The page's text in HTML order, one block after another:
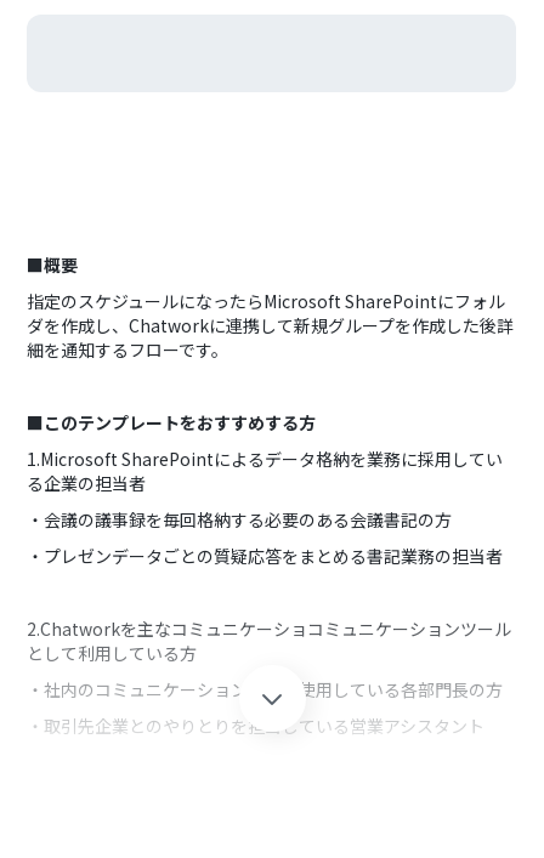
■概要
指定のスケジュールになったらMicrosoft SharePointにフォル
ダを作成し、Chatworkに連携して新規グループを作成した後詳
細を通知するフローです。
■このテンプレートをおすすめする方
1.Microsoft SharePointによるデータ格納を業務に採用してい
る企業の担当者
・会議の議事録を毎回格納する必要のある会議書記の方
・プレゼンデータごとの質疑応答をまとめる書記業務の担当者
2.Chatworkを主なコミュニケーショコミュニケーションツール
として利用している方
・社内のコミュニケーションとして使用している各部門長の方
・取引先企業とのやりとりを担当している営業アシスタント